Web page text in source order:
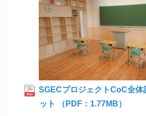
SGECプロジェクトCoC全体
ット （PDF：1.77MB）